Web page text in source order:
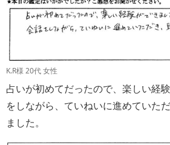
K.R様 20代 女性
占いが初めてだったので、楽しい経
をしながら、ていねいに進めていた
ました。